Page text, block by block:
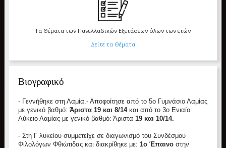
Τα Θέματα των Πανελλαδικών Εξετάσεων όλων των ετών
Δείτε τα Θέματα
Βιογραφικό
- Γεννήθηκε στη Λαμία.- Αποφοίτησε από το 5ο Γυμνάσιο Λαμίας
με γενικό βαθμό: Άριστα 19 και 8/14 και από το 3ο Ενιαίο
Λύκειο Λαμίας με γενικό βαθμό: Άριστα 19 και 10/14.
- Στη Γ λυκείου συμμετείχε σε διαγωνισμό του Συνδέσμου
Φιλολόγων Φθιώτιδας και διακρίθηκε με: 1ο Έπαινοστην